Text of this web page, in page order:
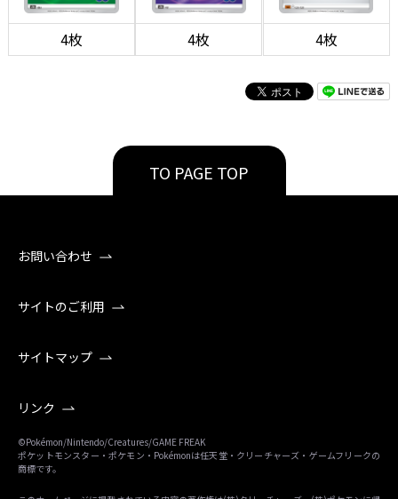
4枚 4枚 4枚
TO PAGE TOP
お問い合わせ
サイトのご利用
サイトマップ
リンク
©Pokémon/Nintendo/Creatures/GAME FREAK
ポケットモンスター・ポケモン・Pokémonは任天堂・クリーチャーズ・ゲームフリークの
商標です。